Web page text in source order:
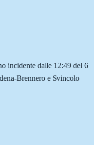
incidente dalle 12:49 del 6
Brennero e Svincolo